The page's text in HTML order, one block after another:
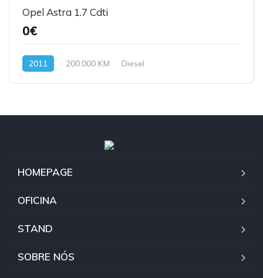
Opel Astra 1.7 Cdti
0€
2011 200.000 KM Diesel
HOMEPAGE
OFICINA
STAND
SOBRE NÓS